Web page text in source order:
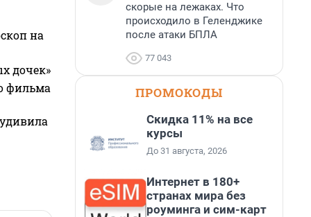
на
дочек»
фильма
скорые на лежаках. Что
происходило в Геленджике
после атаки БПЛА
77 043
ПРОМОКОДЫ
Скидка 11% на все
курсы
До 31 августа, 2026
Интернет в 180+
странах мира без
роуминга и сим-карт